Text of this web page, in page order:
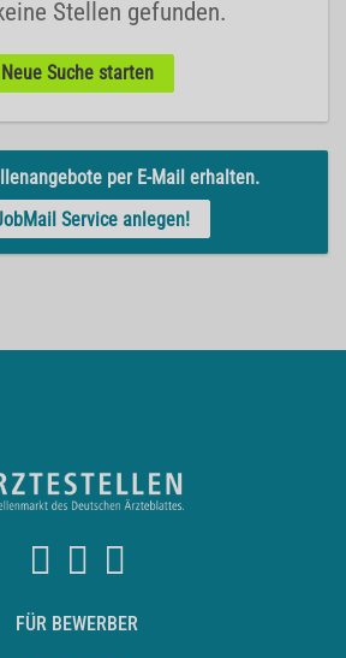
Stellen gefunden.
Neue Suche starten
per E-Mail erhalten.
Service anlegen!
FÜR BEWERBER